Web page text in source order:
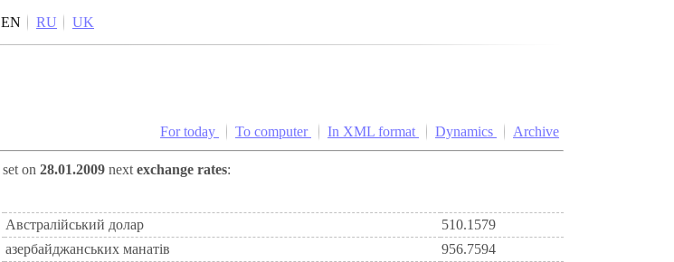
EN RU UK
For today To computer In XML format Dynamics Archive
set on 28.01.2009 next exchange rates:
Австралійський долар
510.1579
азербайджанських манатів
956.7594